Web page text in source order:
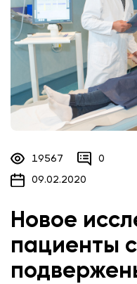
19567 0
09.02.2020
Новое
пациенты